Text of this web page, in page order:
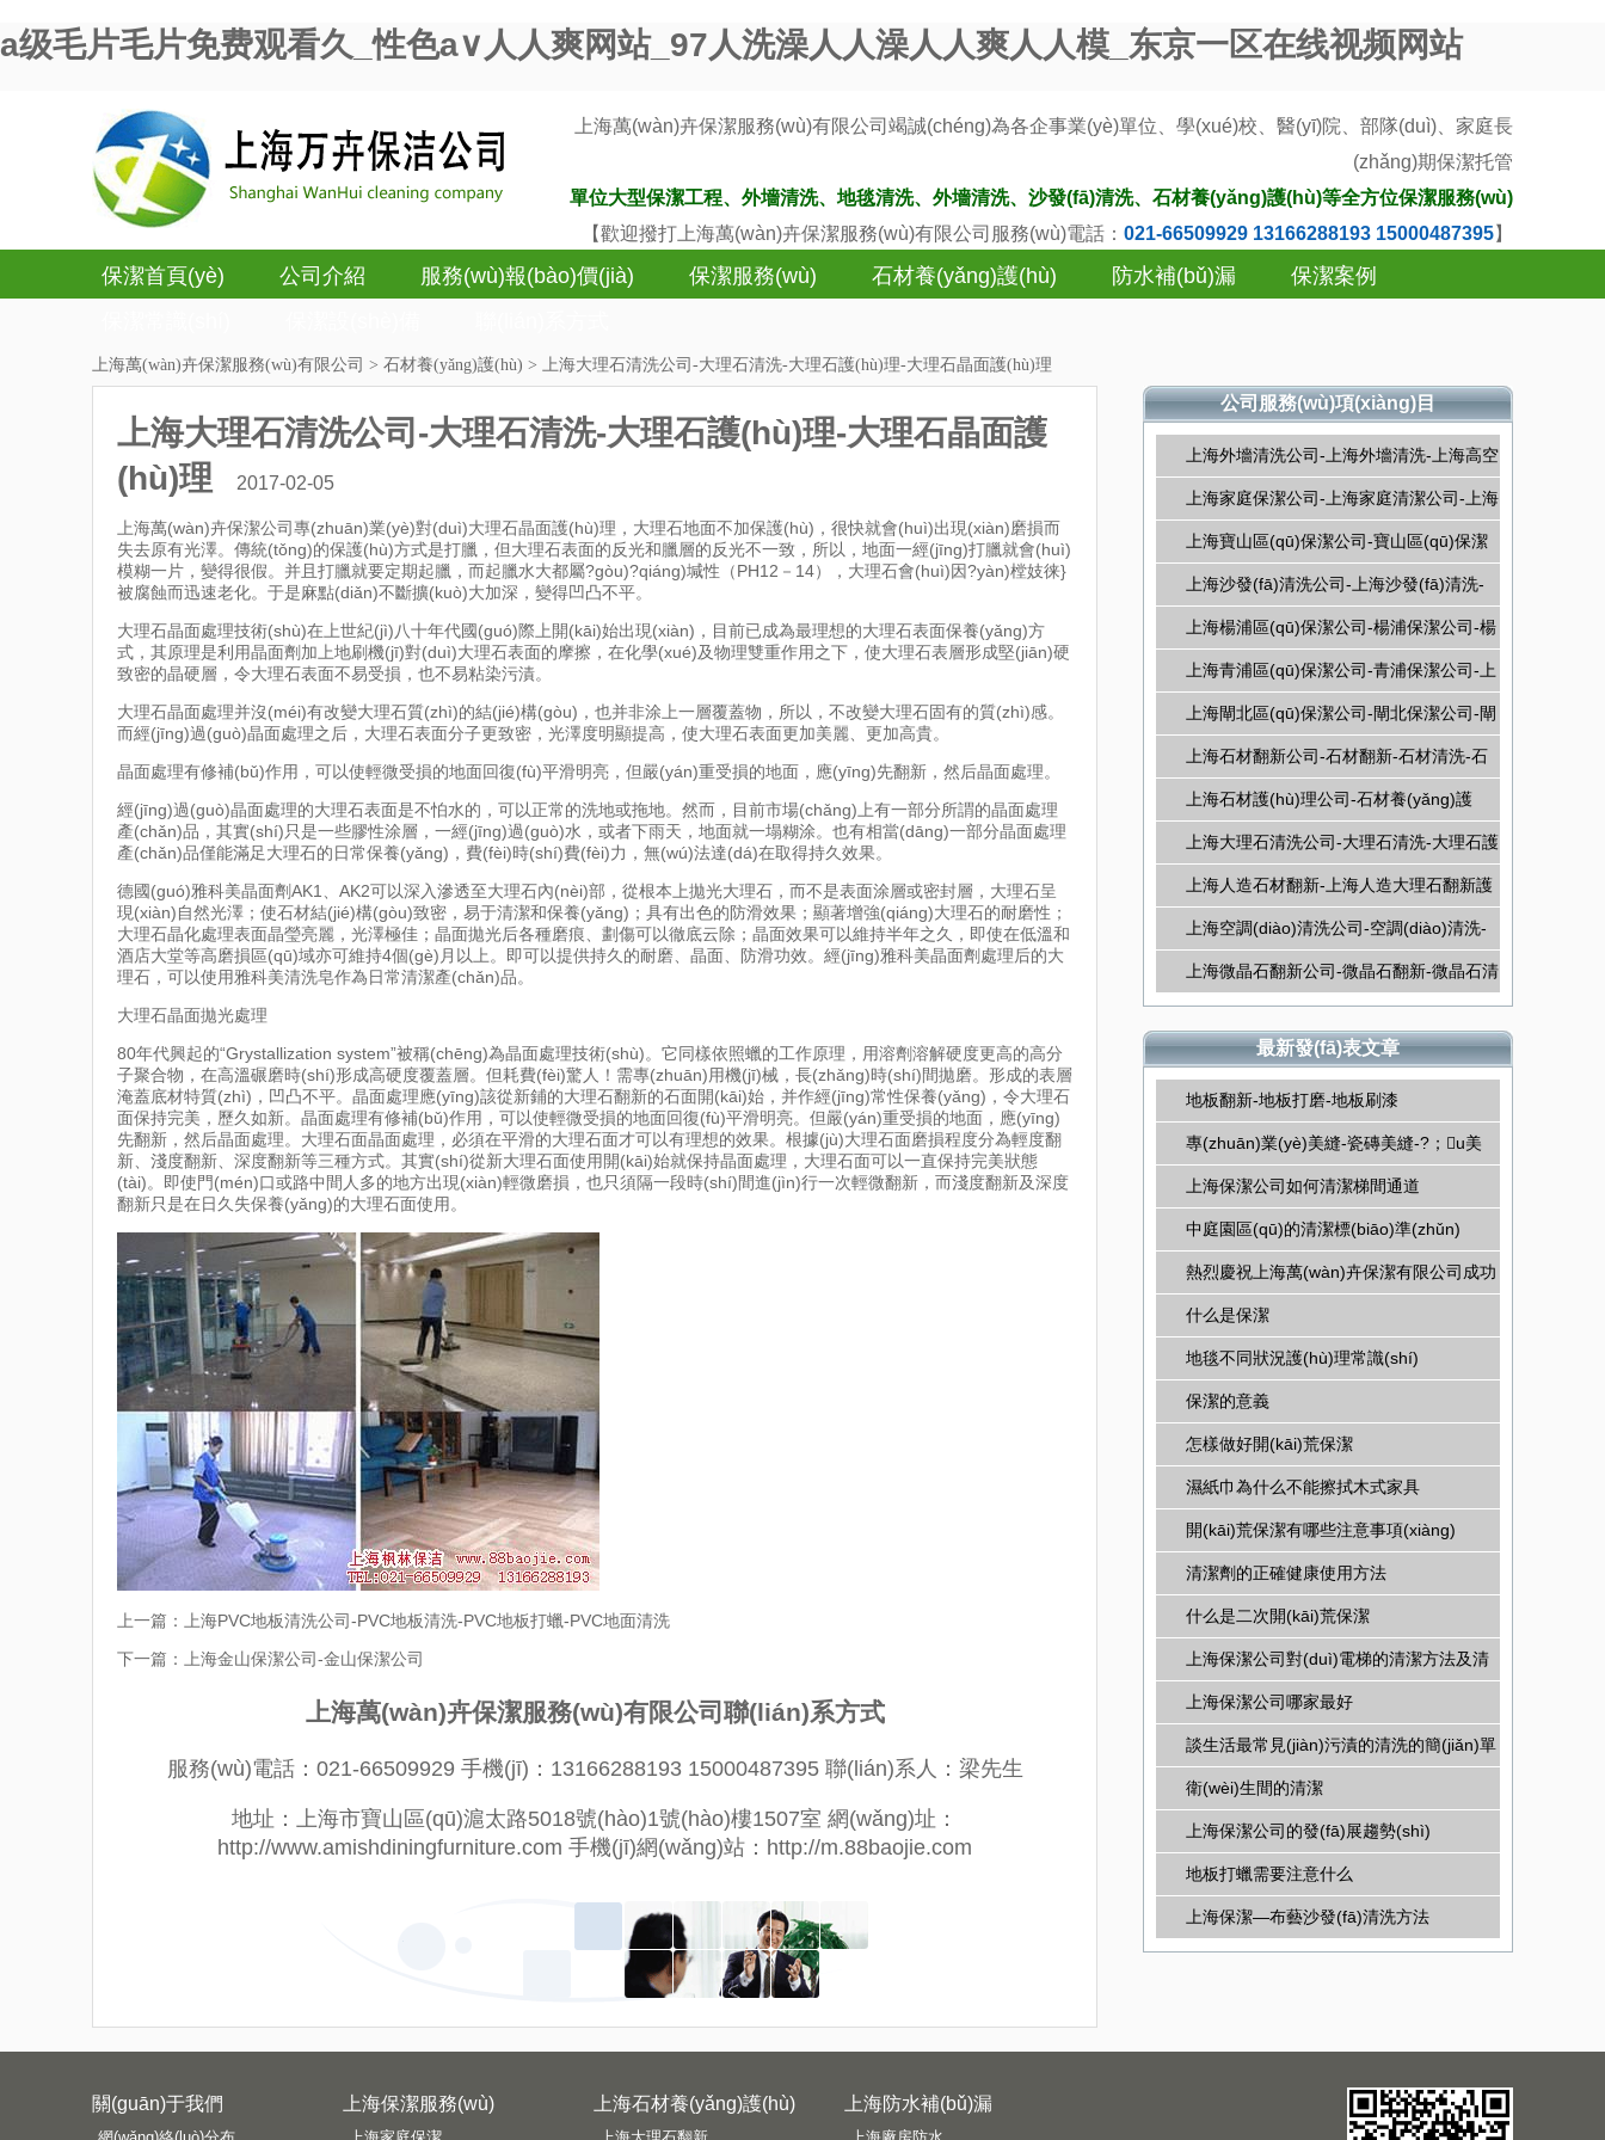
a级毛片毛片免费观看久_性色a∨人人爽网站_97人洗澡人人澡人人爽人人模_东京一区在线视频网站
上海萬(wàn)卉保潔服務(wù)有限公司竭誠(chéng)為各企事業(yè)單位、學(xué)校、醫(yī)院、部隊(duì)、家庭長
(zhǎng)期保潔托管
單位大型保潔工程、外墻清洗、地毯清洗、外墻清洗、沙發(fā)清洗、石材養(yǎng)護(hù)等全方位保潔服務(wù)
【歡迎撥打上海萬(wàn)卉保潔服務(wù)有限公司服務(wù)電話： 021-66509929 13166288193 15000487395】
保潔首頁(yè) 公司介紹 服務(wù)報(bào)價(jià) 保潔服務(wù) 石材養(yǎng)護(hù) 防水補(bǔ)漏
保潔案例
上海萬(wàn)卉保潔服務(wù)有限公司 > 石材養(yǎng)護(hù) > 上海大理石清洗公司-大理石清洗-大理石護(hù)理-大理石晶面護(hù)理
上海大理石清洗公司-大理石清洗-大理石護(hù)理-大理石晶面護
(hù)理
2017-02-05
上海萬(wàn)卉保潔公司專(zhuān)業(yè)對(duì)大理石晶面護(hù)理，大理石地面不加保護(hù)，很快就會(huì)出現(xiàn)磨損而
失去原有光澤。傳統(tǒng)的保護(hù)方式是打臘，但大理石表面的反光和臘層的反光不一致，所以，地面一經(jīng)打臘就會(huì)
模糊一片，變得很假。并且打臘就要定期起臘，而起臘水大都屬?gòu)?qiáng)堿性（PH12－14），大理石會(huì)因?yàn)樘妓徕}
被腐蝕而迅速老化。于是麻點(diǎn)不斷擴(kuò)大加深，變得凹凸不平。
大理石晶面處理技術(shù)在上世紀(jì)八十年代國(guó)際上開(kāi)始出現(xiàn)，目前已成為最理想的大理石表面保養(yǎng)方
式，其原理是利用晶面劑加上地刷機(jī)對(duì)大理石表面的摩擦，在化學(xué)及物理雙重作用之下，使大理石表層形成堅(jiān)硬
致密的晶硬層，令大理石表面不易受損，也不易粘染污漬。
大理石晶面處理并沒(méi)有改變大理石質(zhì)的結(jié)構(gòu)，也并非涂上一層覆蓋物，所以，不改變大理石固有的質(zhì)感。
而經(jīng)過(guò)晶面處理之后，大理石表面分子更致密，光澤度明顯提高，使大理石表面更加美麗、更加高貴。
晶面處理有修補(bǔ)作用，可以使輕微受損的地面回復(fù)平滑明亮，但嚴(yán)重受損的地面，應(yīng)先翻新，然后晶面處理。
經(jīng)過(guò)晶面處理的大理石表面是不怕水的，可以正常的洗地或拖地。然而，目前市場(chǎng)上有一部分所謂的晶面處理
產(chǎn)品，其實(shí)只是一些膠性涂層，一經(jīng)過(guò)水，或者下雨天，地面就一塌糊涂。也有相當(dāng)一部分晶面處理
產(chǎn)品僅能滿足大理石的日常保養(yǎng)，費(fèi)時(shí)費(fèi)力，無(wú)法達(dá)在取得持久效果。
德國(guó)雅科美晶面劑AK1、AK2可以深入滲透至大理石內(nèi)部，從根本上拋光大理石，而不是表面涂層或密封層，大理石呈
現(xiàn)自然光澤；使石材結(jié)構(gòu)致密，易于清潔和保養(yǎng)；具有出色的防滑效果；顯著增強(qiáng)大理石的耐磨性；
大理石晶化處理表面晶瑩亮麗，光澤極佳；晶面拋光后各種磨痕、劃傷可以徹底云除；晶面效果可以維持半年之久，即使在低溫和
酒店大堂等高磨損區(qū)域亦可維持4個(gè)月以上。即可以提供持久的耐磨、晶面、防滑功效。經(jīng)雅科美晶面劑處理后的大
理石，可以使用雅科美清洗皂作為日常清潔產(chǎn)品。
大理石晶面拋光處理
80年代興起的“Grystallization system”被稱(chēng)為晶面處理技術(shù)。它同樣依照蠟的工作原理，用溶劑溶解硬度更高的高分
子聚合物，在高溫碾磨時(shí)形成高硬度覆蓋層。但耗費(fèi)驚人！需專(zhuān)用機(jī)械，長(zhǎng)時(shí)間拋磨。形成的表層
淹蓋底材特質(zhì)，凹凸不平。晶面處理應(yīng)該從新鋪的大理石翻新的石面開(kāi)始，并作經(jīng)常性保養(yǎng)，令大理石
面保持完美，歷久如新。晶面處理有修補(bǔ)作用，可以使輕微受損的地面回復(fù)平滑明亮。但嚴(yán)重受損的地面，應(yīng)
先翻新，然后晶面處理。大理石面晶面處理，必須在平滑的大理石面才可以有理想的效果。根據(jù)大理石面磨損程度分為輕度翻
新、淺度翻新、深度翻新等三種方式。其實(shí)從新大理石面使用開(kāi)始就保持晶面處理，大理石面可以一直保持完美狀態
(tài)。即使門(mén)口或路中間人多的地方出現(xiàn)輕微磨損，也只須隔一段時(shí)間進(jìn)行一次輕微翻新，而淺度翻新及深度
翻新只是在日久失保養(yǎng)的大理石面使用。
上一篇：
上海PVC地板清洗公司-PVC地板清洗-PVC地板打蠟-PVC地面清洗
下一篇：
上海金山保潔公司-金山保潔公司
上海萬(wàn)卉保潔服務(wù)有限公司聯(lián)系方式
服務(wù)電話：021-66509929 手機(jī)：13166288193 15000487395 聯(lián)系人：梁先生
地址：上海市寶山區(qū)滬太路5018號(hào)1號(hào)樓1507室 網(wǎng)址：
http://www.amishdiningfurniture.com 手機(jī)網(wǎng)站： http://m.88baojie.com
公司服務(wù)項(xiàng)目
上海外墻清洗公司-上海外墻清洗-上海高空
清洗
上海家庭保潔公司-上海家庭清潔公司-上海
家庭保潔-上海家庭清潔
上海寶山區(qū)保潔公司-寶山區(qū)保潔
公司-寶山保潔公司
上海沙發(fā)清洗公司-上海沙發(fā)清洗-
上海壁布清洗
上海楊浦區(qū)保潔公司-楊浦保潔公司-楊
浦區(qū)保潔公司
上海青浦區(qū)保潔公司-青浦保潔公司-上
海保潔公司
上海閘北區(qū)保潔公司-閘北保潔公司-閘
北區(qū)保潔公司
上海石材翻新公司-石材翻新-石材清洗-石
材護(hù)理
上海石材護(hù)理公司-石材養(yǎng)護
(hù)-石材翻新-石材護(hù)理
上海大理石清洗公司-大理石清洗-大理石護
(hù)理-大理石晶面護(hù)理
上海人造石材翻新-上海人造大理石翻新護
(hù)理
上海空調(diào)清洗公司-空調(diào)清洗-
空調(diào)維修-空調(diào)保養(yǎng)-專
(zhuān)業(yè)空調(diào)清洗
上海微晶石翻新公司-微晶石翻新-微晶石清
洗-微晶石護(hù)理
最新發(fā)表文章
地板翻新-地板打磨-地板刷漆
專(zhuān)業(yè)美縫-瓷磚美縫-?；u美
縫-墻地磚美縫
上海保潔公司如何清潔梯間通道
中庭園區(qū)的清潔標(biāo)準(zhǔn)
熱烈慶祝上海萬(wàn)卉保潔有限公司成功
開(kāi)通網(wǎng)站
什么是保潔
地毯不同狀況護(hù)理常識(shí)
保潔的意義
怎樣做好開(kāi)荒保潔
濕紙巾為什么不能擦拭木式家具
開(kāi)荒保潔有哪些注意事項(xiàng)
清潔劑的正確健康使用方法
什么是二次開(kāi)荒保潔
上海保潔公司對(duì)電梯的清潔方法及清
潔標(biāo)準(zhǔn)
上海保潔公司哪家最好
談生活最常見(jiàn)污漬的清洗的簡(jiǎn)單
方法
衛(wèi)生間的清潔
上海保潔公司的發(fā)展趨勢(shì)
地板打蠟需要注意什么
上海保潔—布藝沙發(fā)清洗方法
關(guān)于我們 上海保潔服務(wù) 上海石材養(yǎng)護(hù) 上海防水補(bǔ)漏